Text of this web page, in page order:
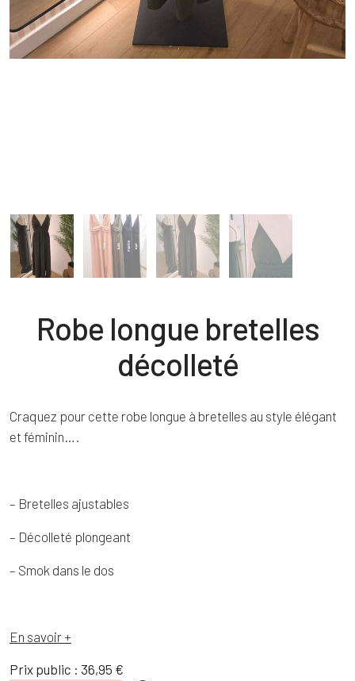
Robe longue bretelles
décolleté
Craquez pour cette robe longue à bretelles au style élégant
et féminin….
– Bretelles ajustables
– Décolleté plongeant
– Smok dans le dos
En savoir +
Prix public : 36,95 €